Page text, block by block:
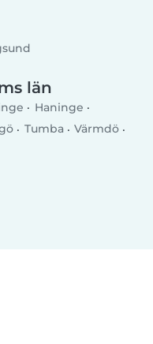
län
Haninge
Tumba
Värmdö